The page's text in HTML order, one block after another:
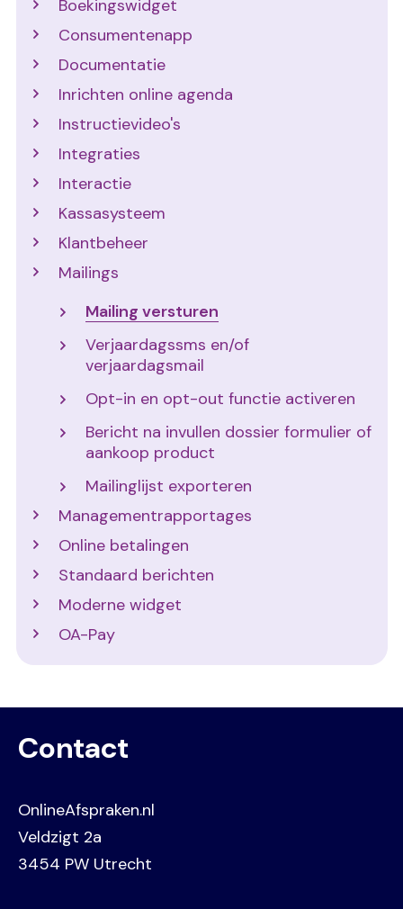
Boekingswidget
Consumentenapp
Documentatie
Inrichten online agenda
Instructievideo's
Integraties
Interactie
Kassasysteem
Klantbeheer
Mailings
Mailing versturen
Verjaardagssms en/of
verjaardagsmail
Opt-in en opt-out functie activeren
Bericht na invullen dossier formulier of
aankoop product
Mailinglijst exporteren
Managementrapportages
Online betalingen
Standaard berichten
Moderne widget
OA-Pay
Contact
OnlineAfspraken.nl
Veldzigt 2a
3454 PW Utrecht